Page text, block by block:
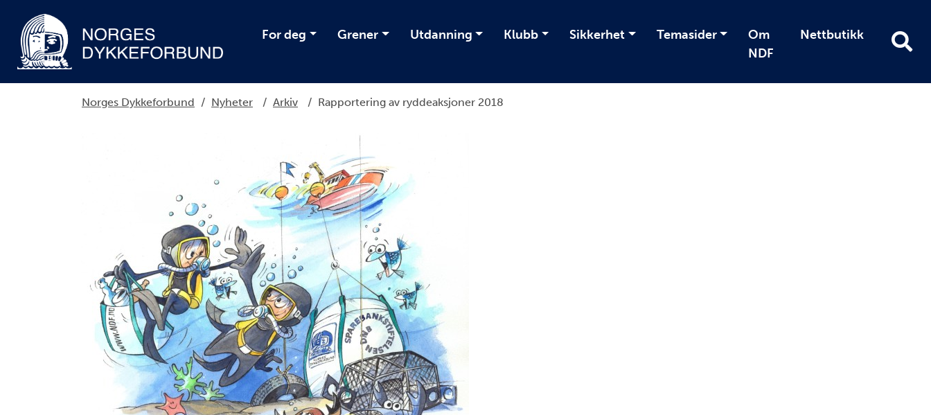
For deg Grener Utdanning Klubb Sikkerhet Temasider
Om
NDF
Nettbutikk
Norges Dykkeforbund / Nyheter / Arkiv / Rapportering av ryddeaksjoner 2018